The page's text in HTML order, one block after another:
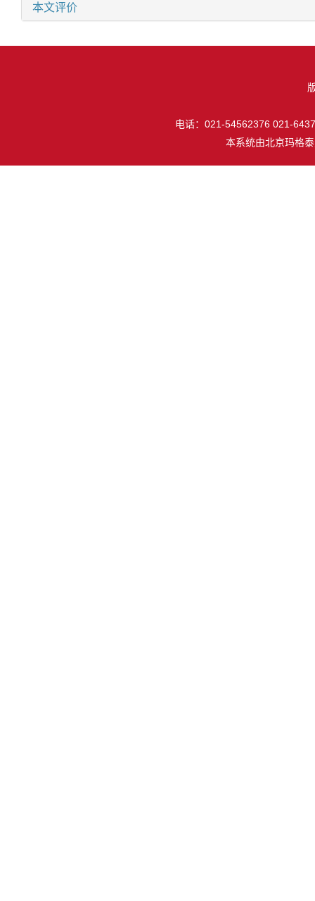
本文评价
电话：021-54562376 021-
本系统由北京玛格